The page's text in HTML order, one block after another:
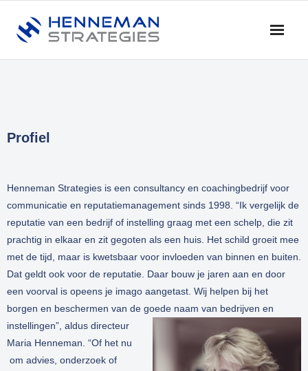
Diensten
- Training en Coaching
- Dialoog en Discussie
Profiel
Klanten
Contact
Profiel
Henneman Strategies is een consultancy en coachingbedrijf voor
communicatie en reputatiemanagement sinds 1998. “Ik vergelijk de
reputatie van een bedrijf of instelling graag met een schelp, die zit
prachtig in elkaar en zit gegoten als een huis. Het schild groeit mee
met de tijd, maar is kwetsbaar voor invloeden van binnen en buiten.
Dat geldt ook voor de reputatie. Daar bouw je jaren aan en door
een voorval is opeens je imago aangetast. Wij helpen bij het
borgen en beschermen van de goede naam van bedrijven en
instellingen”, aldus directeur
Maria Henneman. “Of het nu
om advies, onderzoek of